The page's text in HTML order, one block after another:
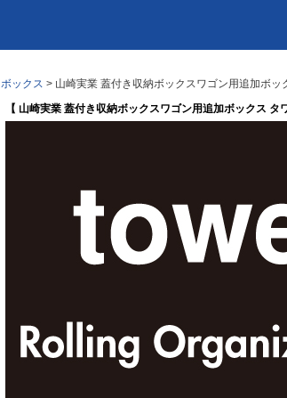
ボックス
山崎実業 蓋付き収納ボックスワゴン用追加ボ
【 山崎実業 蓋付き収納ボックスワゴン用追加ボックス タ